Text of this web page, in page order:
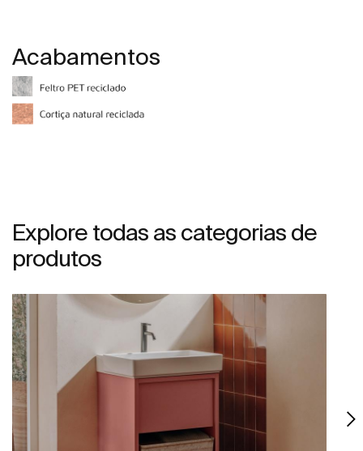
Acabamentos
Explore todas as categorias de
produtos